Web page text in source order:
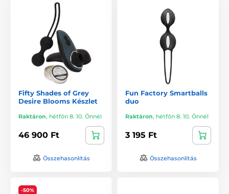
Fifty Shades of Grey
Desire Blooms Készlet
Raktáron, hétfőn 8. 10. Önnél
46 900 Ft
Összehasonlítás
Fun Factory Smartballs
duo
Raktáron, hétfőn 8. 10. Önnél
3 195 Ft
Összehasonlítás
-50%